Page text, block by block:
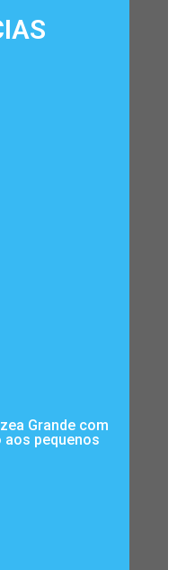
Grande com
aos pequenos